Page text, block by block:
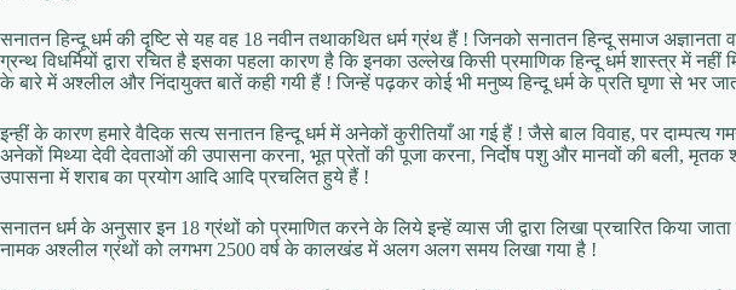
सनातन हिन्दू धर्म की दृष्टि से यह वह 18 नवीन तथाकथित धर्म ग्रंथ हैं ! जिनको सनातन हिन्दू समाज
ग्रन्थ विधर्मियों द्वारा रचित है इसका पहला कारण है कि इनका उल्लेख किसी प्रमाणिक हिन्दू धर्म शास्त्र में
के बारे में अश्लील और निंदायुक्त बातें कही गयी हैं ! जिन्हें पढ़कर कोई भी मनुष्य हिन्दू धर्म के प्रति घृणा से भर
इन्हीं के कारण हमारे वैदिक सत्य सनातन हिन्दू धर्म में अनेकों कुरीतियाँ आ गई हैं ! जैसे बाल विवाह, पर दाम्पत्य
अनेकों मिथ्या देवी देवताओं की उपासना करना, भूत प्रेतों की पूजा करना, निर्दोष पशु और मानवों की बली, मृतक
उपासना में शराब का प्रयोग आदि आदि प्रचलित हुये हैं !
सनातन धर्म के अनुसार इन 18 ग्रंथों को प्रमाणित करने के लिये इन्हें व्यास जी द्वारा लिखा प्रचारित किया
नामक अश्लील ग्रंथों को लगभग 2500 वर्ष के कालखंड में अलग अलग समय लिखा गया है !